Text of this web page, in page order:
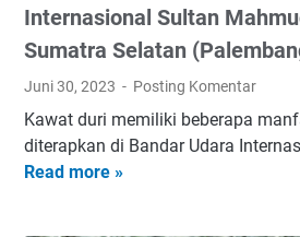
W
A
D
U
R
I
-
P
e
n
g
g
u
Internasional Sultan
Sumatra Selatan
Juni 30, 2023 Posting Komentar
Kawat duri memiliki beberapa
diterapkan di Bandar Udara
Read more »